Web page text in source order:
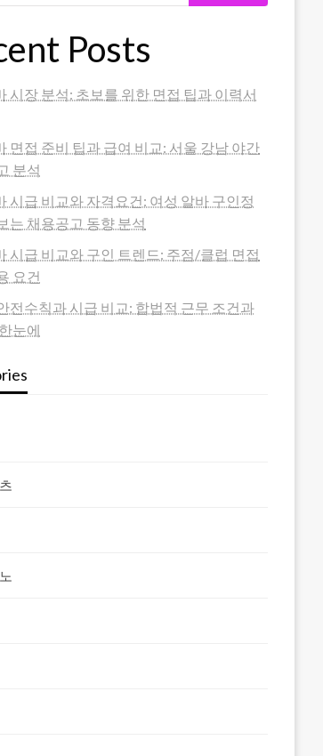
Posts
시장 분석: 초보를 위한 면접 팁과 이력서
면접 준비 팁과 급여 비교: 서울 강남 야간
분석
시급 비교와 자격요건: 여성 알바 구인정
는 채용공고 동향 분석
시급 비교와 구인 트렌드: 주점/클럽 면접
요건
전수칙과 시급 비교: 합법적 근무 조건과
눈에